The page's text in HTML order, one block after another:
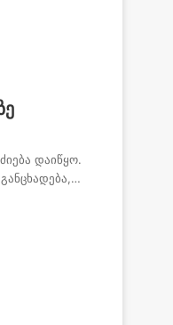
დაიწყო.